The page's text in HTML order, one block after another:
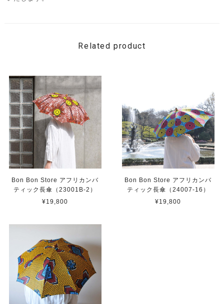
Related product
Bon Bon Store アフリカンバ
ティック長傘（23001B-2）
¥19,800
Bon Bon Store アフリカンバ
ティック長傘（24007-16）
¥19,800